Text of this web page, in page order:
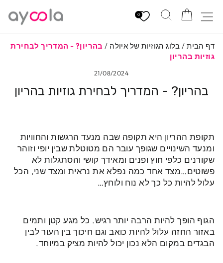
לתוכן
0
חיפוש ניווט באתר
הזמנה
דף הבית / בלוג הגוזיות של איולה / בהריון? - המדריך לבחירת
גוזיות בהריון
21/08/2024
בהריון? - המדריך לבחירת גוזיות בהריון
תקופת ההריון היא תקופה שבה מנעד הרגשות והחוויות
ומנעד השינויים שגופך עובר הם מטוטלת שבין יופי וזוהר
שקורנים כלפי חוץ ופנים ומאידך קושי והסתגלות לא
פשוטים…מצד אחד כמה נפלא את נראית ומצד שני, הכל
עלול להיות כל כך לא נוח ולוחץ…
הגוף הופך להיות הרבה יותר רגיש. כל מגע קטן ותמים
באזור החזה עלול להיות כואב וגם חיכוך בין העור לבין
הבגדים במקום הלא נכון יכול להיות מציק במיוחד.